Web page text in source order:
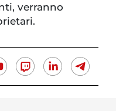
verranno